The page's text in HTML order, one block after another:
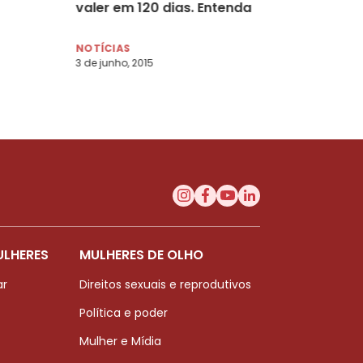
valer em 120 dias. Entenda
NOTÍCIAS
3 de junho, 2015
MULHERES DE OLHO
Direitos sexuais e reprodutivos
Política e poder
Mulher e Mídia